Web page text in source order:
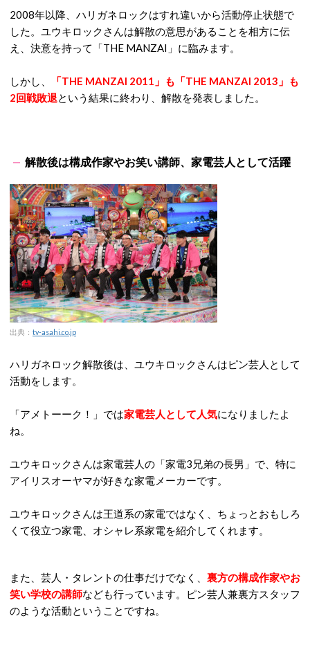
2008年以降、ハリガネロックはすれ違いから活動停止状態で
した。ユウキロックさんは解散の意思があることを相方に伝
え、決意を持って「THE MANZAI」に臨みます。
しかし、
「THE MANZAI 2011」も「THE MANZAI 2013」も
2回戦敗退という結果に終わり、解散を発表しました。
解散後は構成作家やお笑い講師、家電芸人として活躍
出典： tv-asahi.co.jp
ハリガネロック解散後は、ユウキロックさんはピン芸人として
活動をします。
「アメトーーク！」では家電芸人として人気になりましたよ
ね。
ユウキロックさんは家電芸人の「家電3兄弟の長男」で、特に
アイリスオーヤマが好きな家電メーカーです。
ユウキロックさんは王道系の家電ではなく、ちょっとおもしろ
くて役立つ家電、オシャレ系家電を紹介してくれます。
また、芸人・タレントの仕事だけでなく、 裏方の構成作家やお
笑い学校の講師なども行っています。ピン芸人兼裏方スタッフ
のような活動ということですね。